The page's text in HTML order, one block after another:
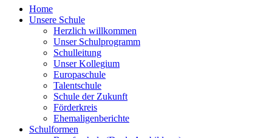
Home
Unsere Schule
Herzlich willkommen
Unser Schulprogramm
Schulleitung
Unser Kollegium
Europaschule
Talentschule
Schule der Zukunft
Förderkreis
Ehemaligenberichte
Schulformen